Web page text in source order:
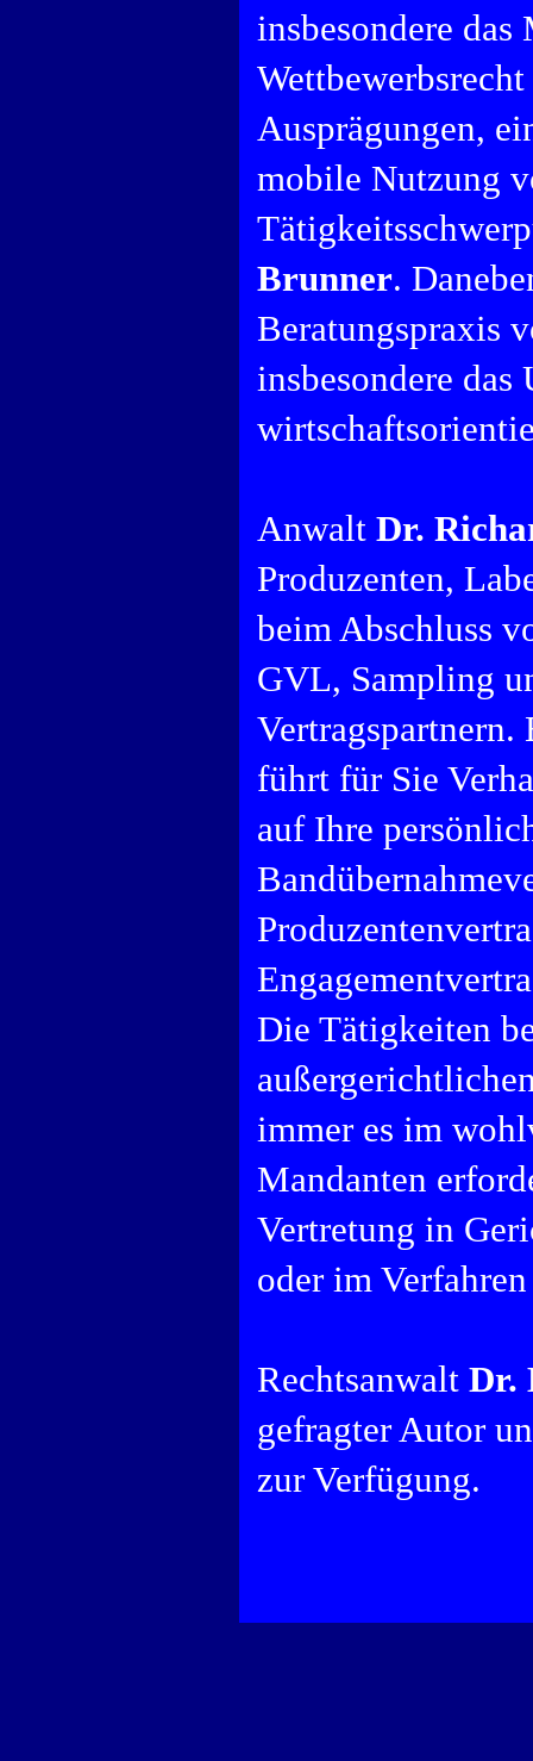
insbesondere
Ausprägungen,
mobile Nutzung
Brunner.
Beratungspraxis
insbesondere
Anwalt Dr.
Produzenten,
beim Abschluss
GVL, Sampling
führt für Sie
auf Ihre
Die Tätigkeiten
immer es im
Mandanten
Vertretung in
oder im
Rechtsanwalt Dr.
gefragter Autor
zur Verfügung.